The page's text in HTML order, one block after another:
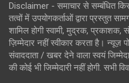
Disclaimer - समाचार से सम्बंधित
तत्वों में उपयोगकर्ताओं द्वारा प्रस्तुत
शामिल होगी स्वामी, मुद्रक,
ज़िम्मेदार नहीं स्वीकार करता है। न्यूज़
संवाददाता / खबर देने वाला स्वयं
की कोई भी जिम्मेदारी नहीं होगी. सभी